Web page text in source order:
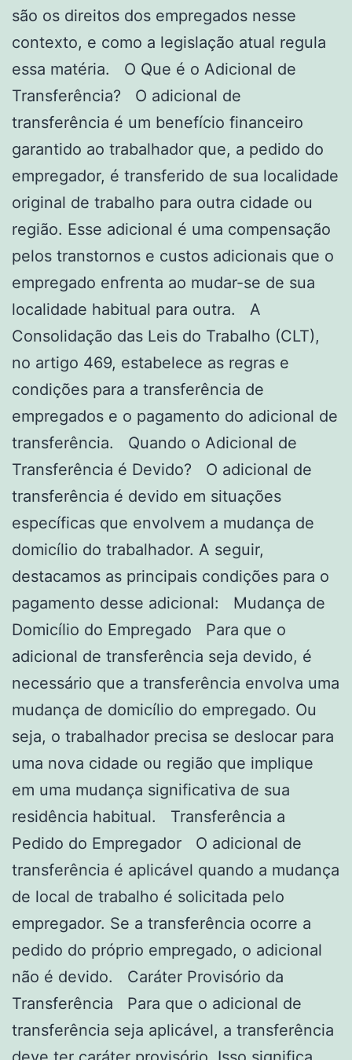
são os direitos dos empregados nesse
contexto, e como a legislação atual regula
essa matéria. O Que é o Adicional de
Transferência? O adicional de
transferência é um benefício financeiro
garantido ao trabalhador que, a pedido do
empregador, é transferido de sua localidade
original de trabalho para outra cidade ou
região. Esse adicional é uma compensação
pelos transtornos e custos adicionais que o
empregado enfrenta ao mudar-se de sua
localidade habitual para outra. A
Consolidação das Leis do Trabalho (CLT),
no artigo 469, estabelece as regras e
condições para a transferência de
empregados e o pagamento do adicional de
transferência. Quando o Adicional de
Transferência é Devido? O adicional de
transferência é devido em situações
específicas que envolvem a mudança de
domicílio do trabalhador. A seguir,
destacamos as principais condições para o
pagamento desse adicional: Mudança de
Domicílio do Empregado Para que o
adicional de transferência seja devido, é
necessário que a transferência envolva uma
mudança de domicílio do empregado. Ou
seja, o trabalhador precisa se deslocar para
uma nova cidade ou região que implique
em uma mudança significativa de sua
residência habitual. Transferência a
Pedido do Empregador O adicional de
transferência é aplicável quando a mudança
de local de trabalho é solicitada pelo
empregador. Se a transferência ocorre a
pedido do próprio empregado, o adicional
não é devido. Caráter Provisório da
Transferência Para que o adicional de
transferência seja aplicável, a transferência